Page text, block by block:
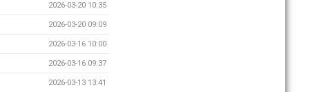
2026-03-20 10:35
2026-03-20 09:09
2026-03-16 10:00
2026-03-16 09:37
2026-03-13 13:41